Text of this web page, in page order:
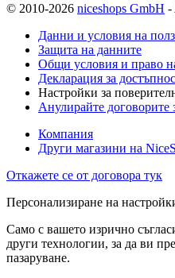
© 2010-2026 niceshops GmbH -
Данни и условия на
Защита на данните
Общи условия и право
Декларация за
Настройки за
Анулирайте договорите
Компания
Други магазини на
Откажете се от договора тук
Персонализиране на
Само с вашето изрично
други технологии, за да ви
пазаруване.